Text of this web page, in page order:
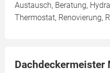
Austausch, Beratung,
Thermostat, Renovierung,
Dachdeckermeister